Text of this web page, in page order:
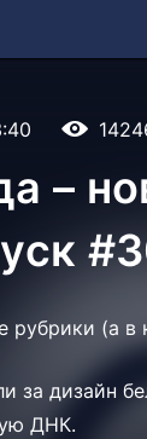
–
(а в
за дизайн
ДНК.